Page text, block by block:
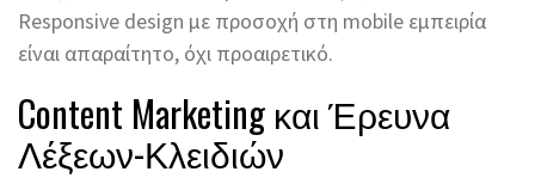
Responsive design με προσοχή στη mobile εμπειρία
είναι απαραίτητο, όχι προαιρετικό.
Content Marketing και Έρευνα
Λέξεων-Κλειδιών